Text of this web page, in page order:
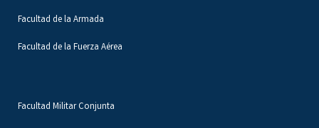
Facultad de la Armada
Facultad de la Fuerza Aérea
Facultad Militar Conjunta